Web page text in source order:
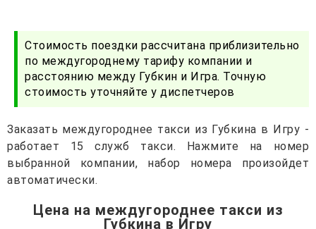
Стоимость поездки рассчитана приблизительно
по междугороднему тарифу компании и
расстоянию между Губкин и Игра. Точную
стоимость уточняйте у диспетчеров
Заказать междугороднее такси из Губкина в Игру -
работает 15 служб такси. Нажмите на номер
выбранной компании, набор номера произойдет
автоматически.
Цена на междугороднее такси из
Губкина в Игру